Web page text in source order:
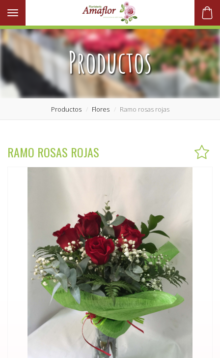
Toggle navigation
Productos
Productos Flores Ramo rosas rojas
RAMO ROSAS ROJAS